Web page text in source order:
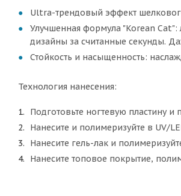
Ultra-трендовый эффект
Улучшенная формула "Korean
дизайны за считанные секунды.
Стойкость и насыщенность:
Технология нанесения:
Подготовьте ногтевую пластину и
Нанесите и полимеризуйте в UV/
Нанесите гель-лак и
Нанесите топовое покрытие,